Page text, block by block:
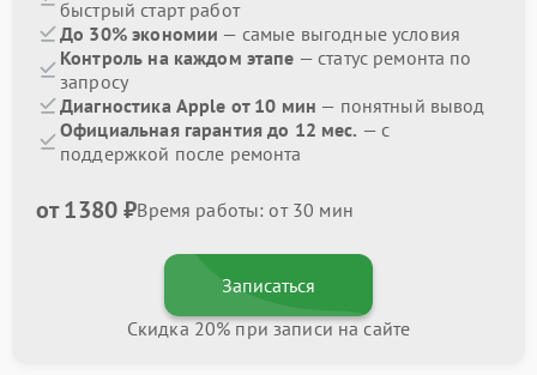
быстрый старт работ
До 30% экономии — самые выгодные условия
Контроль на каждом этапе — статус ремонта по
запросу
Диагностика Apple от 10 мин — понятный вывод
Официальная гарантия до 12 мес. — с
поддержкой после ремонта
от 1380 ₽Время работы: от 30 мин
Записаться
Скидка 20% при записи на сайте